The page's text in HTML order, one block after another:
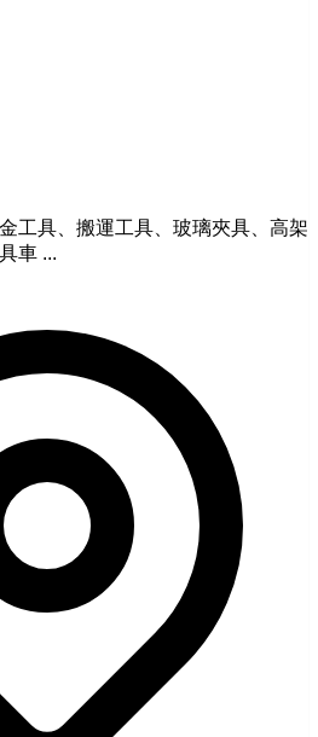
工具、搬運工具、玻璃夾具、高架
車 ...